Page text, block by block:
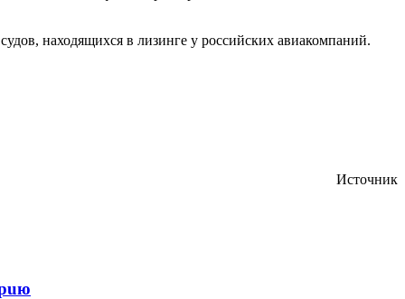
находящихся в лизинге у российских авиакомпаний.
Источник